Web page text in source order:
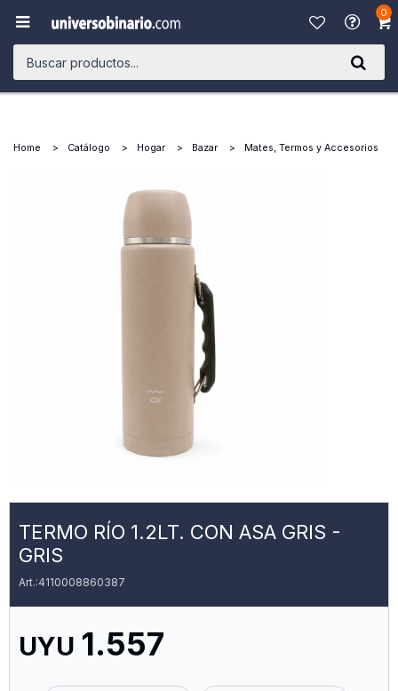
0

Home Catálogo Hogar Bazar Mates, Termos y Accesorios
TERMO RÍO 1.2LT. CON ASA GRIS -
GRIS
4110008860387
UYU 1.557